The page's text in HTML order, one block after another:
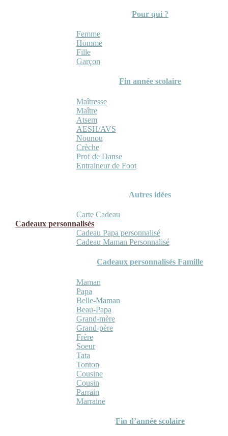
Pour qui ?
Femme
Homme
Fille
Garçon
Fin année scolaire
Maîtresse
Maître
Atsem
AESH/AVS
Nounou
Crèche
Prof de Danse
Entraineur de Foot
Autres idées
Carte Cadeau
Cadeaux personnalisés
Cadeau Papa personnalisé
Cadeau Maman Personnalisé
Cadeaux personnalisés Famille
Maman
Papa
Belle-Maman
Beau-Papa
Grand-mère
Grand-père
Frère
Soeur
Tata
Tonton
Cousine
Cousin
Parrain
Marraine
Fin d’année scolaire